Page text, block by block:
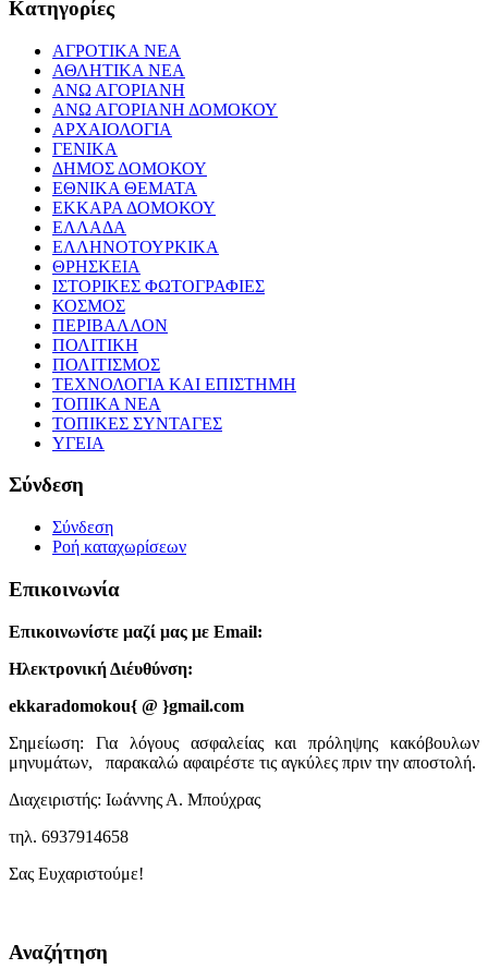
Kατηγορίες
ΑΓΡΟΤΙΚΑ ΝΕΑ
ΑΘΛΗΤΙΚΑ ΝΕΑ
ΑΝΩ ΑΓΟΡΙΑΝΗ
ΑΝΩ ΑΓΟΡΙΑΝΗ ΔΟΜΟΚΟΥ
ΑΡΧΑΙΟΛΟΓΙΑ
ΓΕΝΙΚΑ
ΔΗΜΟΣ ΔΟΜΟΚΟΥ
ΕΘΝΙΚΑ ΘΕΜΑΤΑ
ΕΚΚΑΡΑ ΔΟΜΟΚΟΥ
ΕΛΛΑΔΑ
ΕΛΛΗΝΟΤΟΥΡΚΙΚΑ
ΘΡΗΣΚΕΙΑ
ΙΣΤΟΡΙΚΕΣ ΦΩΤΟΓΡΑΦΙΕΣ
ΚΟΣΜΟΣ
ΠΕΡΙΒΑΛΛΟΝ
ΠΟΛΙΤΙΚΗ
ΠΟΛΙΤΙΣΜΟΣ
ΤΕΧΝΟΛΟΓΙΑ ΚΑΙ ΕΠΙΣΤΗΜΗ
ΤΟΠΙΚΑ ΝΕΑ
ΤΟΠΙΚΕΣ ΣΥΝΤΑΓΕΣ
ΥΓΕΙΑ
Σύνδεση
Σύνδεση
Ροή καταχωρίσεων
Επικοινωνία
Επικοινωνίστε μαζί μας με Email:
Ηλεκτρονική Διέυθύνση:
ekkaradomokou{ @ }gmail.com
Σημείωση: Για λόγους ασφαλείας και πρόληψης κακόβουλων
μηνυμάτων, παρακαλώ αφαιρέστε τις αγκύλες πριν την αποστολή.
Διαχειριστής: Ιωάννης Α. Μπούχρας
τηλ. 6937914658
Σας Ευχαριστούμε!
Αναζήτηση